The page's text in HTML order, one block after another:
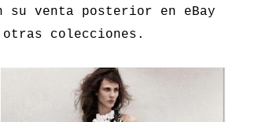
su venta posterior en eBay
otras colecciones.